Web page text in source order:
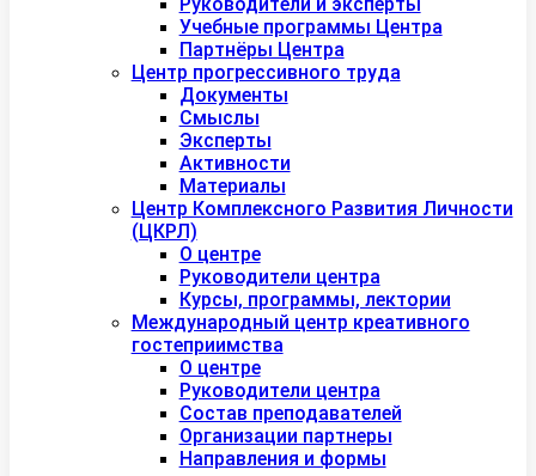
Учебные программы Центра
Партнёры Центра
Центр прогрессивного труда
Документы
Смыслы
Эксперты
Активности
Материалы
Центр Комплексного Развития Личности
(ЦКРЛ)
О центре
Руководители центра
Курсы, программы, лектории
Международный центр креативного
гостеприимства
О центре
Руководители центра
Состав преподавателей
Организации партнеры
Направления и формы